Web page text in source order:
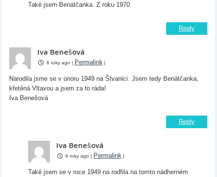
Také jsem Benátčanka. Z roku 1970
Reply
Iva Benešová
6 roky ago | Permalink |
Narodila jsme se v únoru 1949 na Štvanici. Jsem tedy Benátčanka,
křetěná Vltavou a jsem za to ráda!
Iva Benešová
Reply
Iva Benešová
6 roky ago | Permalink |
Také jsem se v roce 1949 na rodfila na tomto nádherném